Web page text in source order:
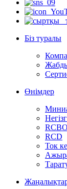
Біз туралы
Өнімдер
RCBO
RCD
Ток